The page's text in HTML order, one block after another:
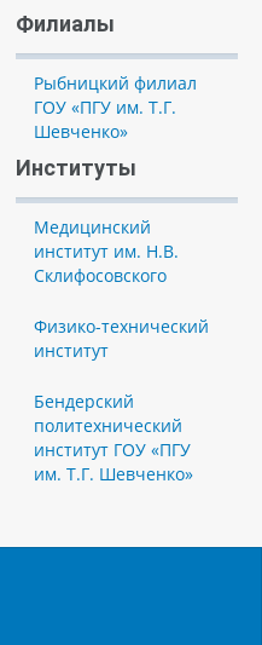
Филиалы
Рыбницкий филиал
ГОУ «ПГУ им. Т.Г.
Шевченко»
Институты
Медицинский
институт им. Н.В.
Склифосовского
Физико-технический
институт
Бендерский
политехнический
институт ГОУ «ПГУ
им. Т.Г. Шевченко»